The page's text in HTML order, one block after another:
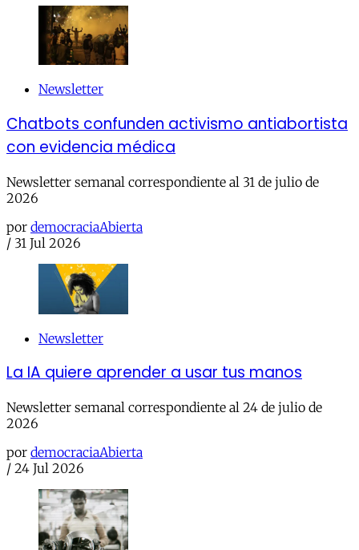
Newsletter
Chatbots confunden activismo antiabortista
con evidencia médica
Newsletter semanal correspondiente al 31 de julio de
2026
por democraciaAbierta
/ 31 Jul 2026
Newsletter
La IA quiere aprender a usar tus manos
Newsletter semanal correspondiente al 24 de julio de
2026
por democraciaAbierta
/ 24 Jul 2026